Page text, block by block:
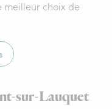
meilleur choix de
sur-Lauquet